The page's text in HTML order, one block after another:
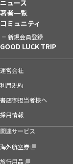
ニュース
著者一覧
コミュニティ
新規会員登録
GOOD LUCK TRIP
運営会社
利用規約
書店御担当者様へ
採用情報
関連サービス
海外航空券
旅行用品